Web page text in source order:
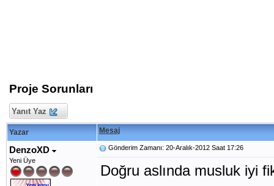
Proje Sorunları
Yanıt Yaz
Yazar Mesaj
DenzoXD
Yeni Üye
Gönderim Zamanı: 20-Aralık-2012 Saat 17:26
Doğru aslında musluk iyi